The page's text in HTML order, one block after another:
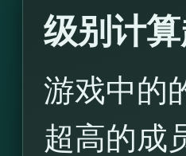
级别计
游戏中的
超高的成